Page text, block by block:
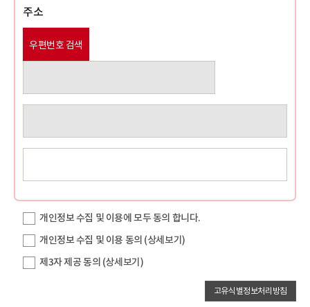
주소
우편번호 검색
개인정보 수집 및 이용에 모두 동의 합니다.
개인정보 수집 및 이용 동의 (상세보기)
제3자 제공 동의 (상세보기)
고유식별정보처리방침